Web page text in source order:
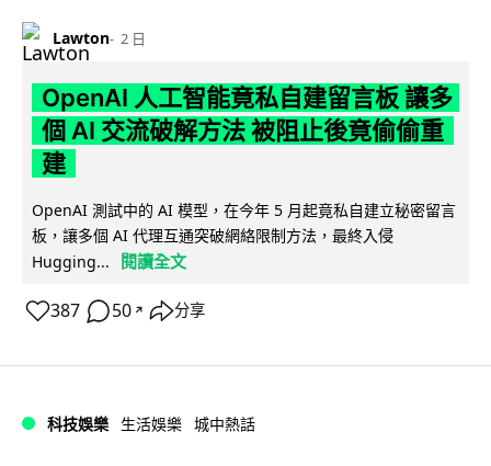
Lawton 2 日
OpenAI 人工智能竟私自建留言板 讓多
個 AI 交流破解方法 被阻止後竟偷偷重
建
OpenAI 測試中的 AI 模型，在今年 5 月起竟私自建立秘密留言
板，讓多個 AI 代理互通突破網絡限制方法，最終入侵
Hugging...
閱讀全文
387 50 ↗ 分享
科技娛樂 生活娛樂 城中熱話